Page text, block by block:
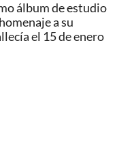
álbum de estudio
a su
el 15 de enero